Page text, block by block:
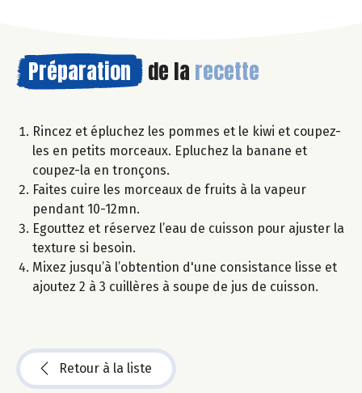
Préparation de la recette
Rincez et épluchez les pommes et le kiwi et coupez-
les en petits morceaux. Epluchez la banane et
coupez-la en tronçons.
Faites cuire les morceaux de fruits à la vapeur
pendant 10-12mn.
Egouttez et réservez l’eau de cuisson pour ajuster la
texture si besoin.
Mixez jusqu’à l’obtention d'une consistance lisse et
ajoutez 2 à 3 cuillères à soupe de jus de cuisson.
Retour à la liste